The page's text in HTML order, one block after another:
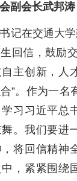
副会长武邦涛
记在交通大
回信，鼓励
主创新，人
”。作为一名
习习近平总
。我们要进
将回信精神
，紧紧围绕